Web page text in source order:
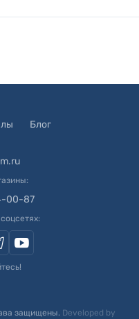
Блог
00-87
защищены. Developed by